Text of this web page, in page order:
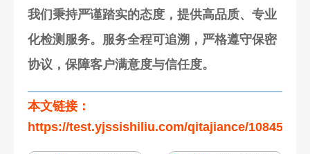
我们秉持严谨踏实的态度，提供高品质、专业
化检测服务。服务全程可追溯，严格遵守保密
协议，保障客户满意度与信任度。
本文链接：
https://test.yjssishiliu.com/qitajiance/